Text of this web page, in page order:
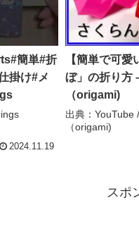
簡単#折
掛け#メ
2024.11.19
【簡単で可
ぼ」の折り方
（origami)
出典：YouTube
（origami)
スポ